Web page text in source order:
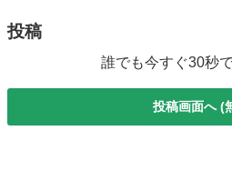
投稿
誰でも今すぐ30秒
投稿画面へ (